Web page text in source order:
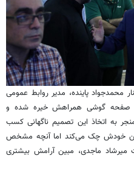
محمدجواد پاینده، مدیر روابط عمومی
صفحه گوشی همراهش خیره شده و
به اتخاذ این تصمیم ناگهانی کسب
خودش چک می‌کند اما آنچه مشخص
ماجدی، مبین آرامش بیشتری